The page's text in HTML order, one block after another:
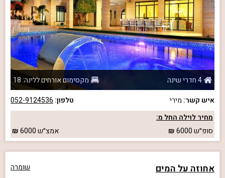
4 חדרי שינה
מקסימום אורחים ללינה: 18
איש קשר: מירי טלפון: 052-9124536
מחיר לוילה החל מ:
סופ״ש6000 אמצ״ש6000
אחוזה על המים שומרה